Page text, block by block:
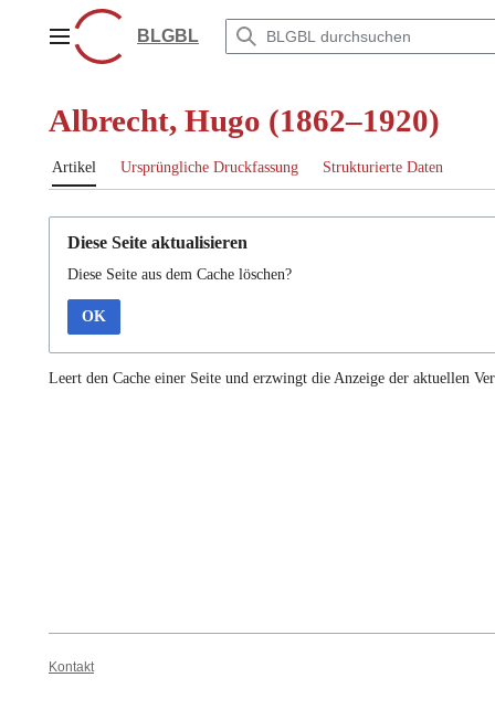
springenHauptmenüBLGBL
Albrecht, Hugo (1862–1920)
Artikel Ursprüngliche Druckfassung Strukturierte Daten
Diese Seite aktualisieren
Diese Seite aus dem Cache löschen?
OK
Leert den Cache einer Seite und erzwingt die Anzeige der aktuellen
Kontakt